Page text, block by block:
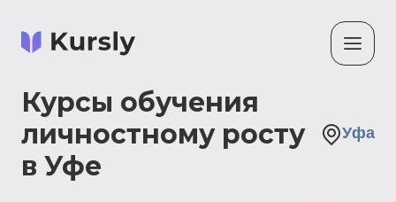
Курсы обучения
личностному росту
в Уфе
Уфа